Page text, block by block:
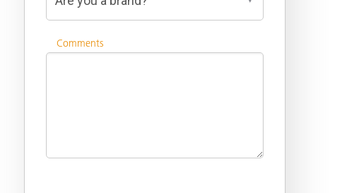
Comments